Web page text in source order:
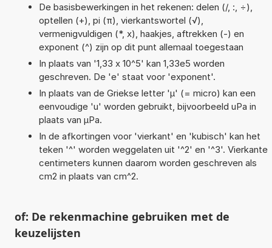
De basisbewerkingen in het rekenen: delen (/, :, ÷),
optellen (+), pi (π), vierkantswortel (√),
vermenigvuldigen (*, x), haakjes, aftrekken (-) en
exponent (^) zijn op dit punt allemaal toegestaan
In plaats van '1,33 x 10^5' kan 1,33e5 worden
geschreven. De 'e' staat voor 'exponent'.
In plaats van de Griekse letter 'µ' (= micro) kan een
eenvoudige 'u' worden gebruikt, bijvoorbeeld uPa in
plaats van µPa.
In de afkortingen voor 'vierkant' en 'kubisch' kan het
teken '^' worden weggelaten uit '^2' en '^3'. Vierkante
centimeters kunnen daarom worden geschreven als
cm2 in plaats van cm^2.
of: De rekenmachine gebruiken met de
keuzelijsten